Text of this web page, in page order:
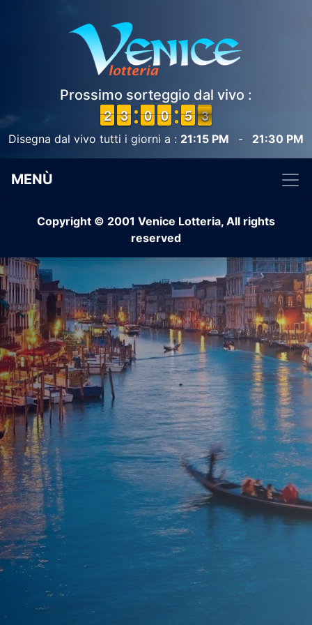
Prossimo sorteggio dal vivo :
1
1
2
2 2
2
3
3 9
9
0
0 9
9
0
0 4
4
5
5 3
2
Disegna dal vivo tutti i giorni a : 21:15 PM - 21:30 PM
MENÙ
Copyright © 2001 Venice Lotteria, All rights
reserved